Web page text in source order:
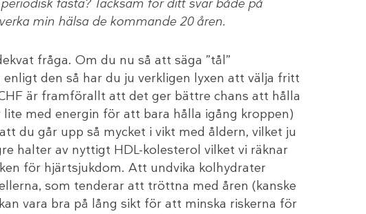
fasta? Tacksam för ditt svar både på
min hälsa de kommande 20 åren.
fråga. Om du nu så att säga ”tål”
den så har du ju verkligen lyxen att välja fritt
är framförallt att det ger bättre chans att hålla
med energin för att bara hålla igång kroppen)
du går upp så mycket i vikt med åldern, vilket ju
halter av nyttigt HDL-kolesterol vilket vi räknar
för hjärtsjukdom. Att undvika kolhydrater
som tenderar att tröttna med åren (kanske
vara bra på lång sikt för att minska riskerna för